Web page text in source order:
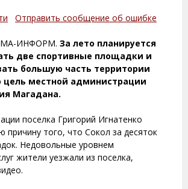
Отправить сообщение об ошибке
ИНФОРМ. За лето планируется
две спортивные площадки и
большую часть территории
цель местной администрации
Магадана.
поселка Григорий Игнатенко
причину того, что Сокол за десяток
Недовольные уровнем
жители уезжали из поселка,